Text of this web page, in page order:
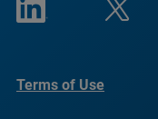
Terms of Use